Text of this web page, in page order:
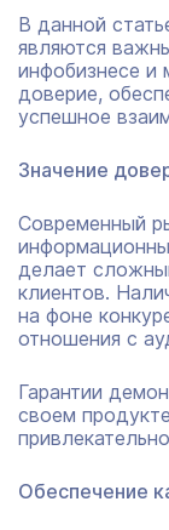
В данной
являются
инфобизнесе и
доверие,
успешное
Значение
Современный
делает
клиентов.
на фоне
отношения с
Гарантии
своем
Обеспечение